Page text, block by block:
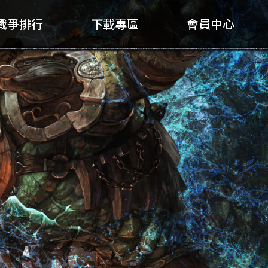
爭排行 下載專區 會員中心